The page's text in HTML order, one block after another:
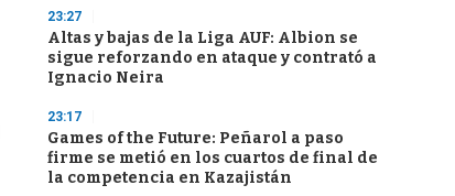
23:27
Altas y bajas de la Liga AUF: Albion se
sigue reforzando en ataque y contrató a
Ignacio Neira
23:17
Games of the Future: Peñarol a paso
firme se metió en los cuartos de final de
la competencia en Kazajistán